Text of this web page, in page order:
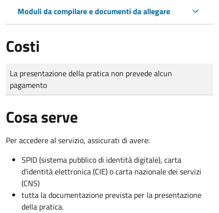
Moduli da compilare e documenti da allegare
Costi
Tipo di pagamento
Importo
La presentazione della pratica non prevede alcun
pagamento
Cosa serve
Per accedere al servizio, assicurati di avere:
SPID (sistema pubblico di identità digitale), carta
d’identità elettronica (CIE) o carta nazionale dei servizi
(CNS)
tutta la documentazione prevista per la presentazione
della pratica.